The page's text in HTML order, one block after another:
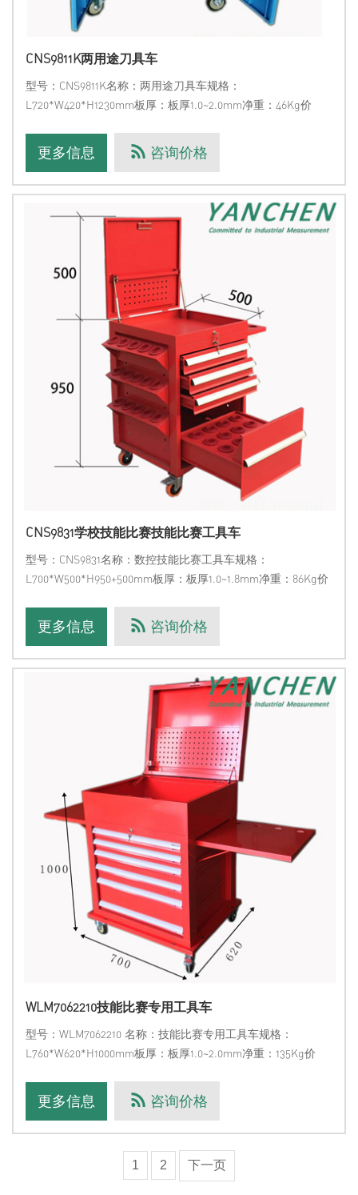
CNS9811K两用途刀具车
型号：CNS9811K名称：两用途刀具车规格：
L720*W420*H1230mm板厚：板厚1.0~2.0mm净重：46Kg价
机，可有机会免费获赠该工具车。用途：数铣工具车柜 用途：
配套于数控铣
更多信息 咨询价格
CNS9831学校技能比赛技能比赛工具车
型号：CNS9831名称：数控技能比赛工具车规格：
L700*W500*H950+500mm板厚：板厚1.0~1.8mm净重：86Kg价
机，可有机会免费领取该工具车。产品描述：1、上部盒盖两侧
更多信息 咨询价格
WLM7062210技能比赛专用工具车
型号：WLM7062210 名称：技能比赛专用工具车规格：
L760*W620*H1000mm板厚：板厚1.0~2.0mm净重：135Kg价
机会获赠本品产品描述：1、上部盒盖两侧配铰链合页
更多信息 咨询价格
1 2 下一页